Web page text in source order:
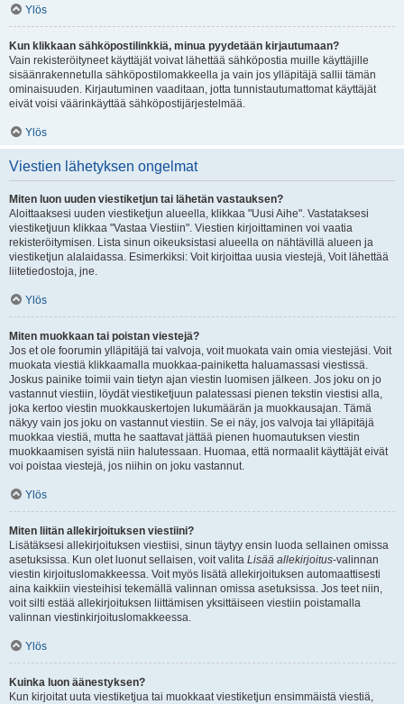
Ylös
Kun klikkaan sähköpostilinkkiä, minua pyydetään kirjautumaan?
Vain rekisteröityneet käyttäjät voivat lähettää sähköpostia muille käyttäjille
sisäänrakennetulla sähköpostilomakkeella ja vain jos ylläpitäjä sallii tämän
ominaisuuden. Kirjautuminen vaaditaan, jotta tunnistautumattomat käyttäjät
eivät voisi väärinkäyttää sähköpostijärjestelmää.
Ylös
Viestien lähetyksen ongelmat
Miten luon uuden viestiketjun tai lähetän vastauksen?
Aloittaaksesi uuden viestiketjun alueella, klikkaa "Uusi Aihe". Vastataksesi
viestiketjuun klikkaa "Vastaa Viestiin". Viestien kirjoittaminen voi vaatia
rekisteröitymisen. Lista sinun oikeuksistasi alueella on nähtävillä alueen ja
viestiketjun alalaidassa. Esimerkiksi: Voit kirjoittaa uusia viestejä, Voit lähettää
liitetiedostoja, jne.
Ylös
Miten muokkaan tai poistan viestejä?
Jos et ole foorumin ylläpitäjä tai valvoja, voit muokata vain omia viestejäsi. Voit
muokata viestiä klikkaamalla muokkaa-painiketta haluamassasi viestissä.
Joskus painike toimii vain tietyn ajan viestin luomisen jälkeen. Jos joku on jo
vastannut viestiin, löydät viestiketjuun palatessasi pienen tekstin viestisi alla,
joka kertoo viestin muokkauskertojen lukumäärän ja muokkausajan. Tämä
näkyy vain jos joku on vastannut viestiin. Se ei näy, jos valvoja tai ylläpitäjä
muokkaa viestiä, mutta he saattavat jättää pienen huomautuksen viestin
muokkaamisen syistä niin halutessaan. Huomaa, että normaalit käyttäjät eivät
voi poistaa viestejä, jos niihin on joku vastannut.
Ylös
Miten liitän allekirjoituksen viestiini?
Lisätäksesi allekirjoituksen viestiisi, sinun täytyy ensin luoda sellainen omissa
asetuksissa. Kun olet luonut sellaisen, voit valita Lisää allekirjoitus-valinnan
viestin kirjoituslomakkeessa. Voit myös lisätä allekirjoituksen automaattisesti
aina kaikkiin viesteihisi tekemällä valinnan omissa asetuksissa. Jos teet niin,
voit silti estää allekirjoituksen liittämisen yksittäiseen viestiin poistamalla
valinnan viestinkirjoituslomakkeessa.
Ylös
Kuinka luon äänestyksen?
Kun kirjoitat uuta viestiketjua tai muokkaat viestiketjun ensimmäistä viestiä,